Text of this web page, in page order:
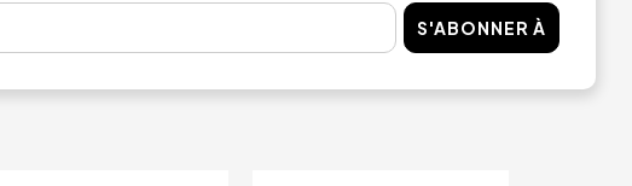
S'ABONNER À